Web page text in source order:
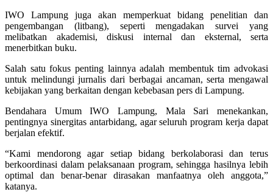
IWO Lampung juga akan memperkuat bidang penelitian dan
pengembangan (litbang), seperti mengadakan survei yang
melibatkan akademisi, diskusi internal dan eksternal, serta
menerbitkan buku.
Salah satu fokus penting lainnya adalah membentuk tim advokasi
untuk melindungi jurnalis dari berbagai ancaman, serta mengawal
kebijakan yang berkaitan dengan kebebasan pers di Lampung.
Bendahara Umum IWO Lampung, Mala Sari menekankan,
pentingnya sinergitas antarbidang, agar seluruh program kerja dapat
berjalan efektif.
“Kami mendorong agar setiap bidang berkolaborasi dan terus
berkoordinasi dalam pelaksanaan program, sehingga hasilnya lebih
optimal dan benar-benar dirasakan manfaatnya oleh anggota,”
katanya.